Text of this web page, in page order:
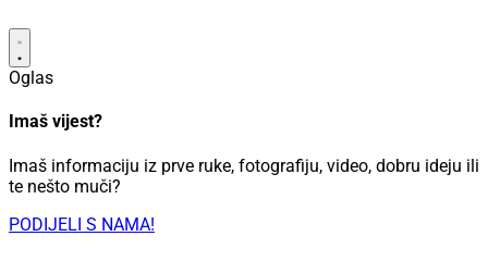
Oglas
Imaš vijest?
Imaš informaciju iz prve ruke, fotografiju, video, dobru ideju ili
te nešto muči?
PODIJELI S NAMA!